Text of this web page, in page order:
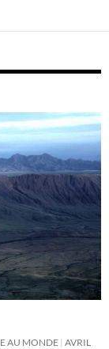
AU MONDE AVRIL